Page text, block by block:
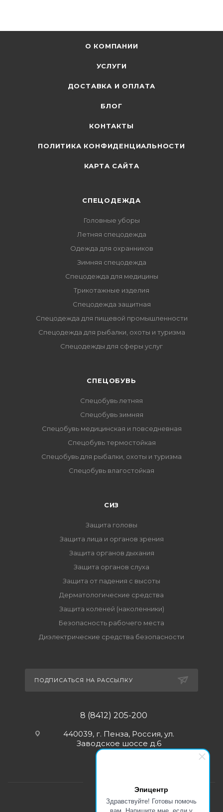
Эпицентр
Здравствуйте! Готовы помочь
О КОМПАНИИ
УСЛУГИ
ДОСТАВКА И ОПЛАТА
БЛОГ
КОНТАКТЫ
ПОЛИТИКА КОНФИДЕНЦИАЛЬНОСТИ
КАРТА САЙТА
СПЕЦОДЕЖДА
Головные уборы
Летняя спецодежда
Одежда для охранников
Зимняя спецодежда
Спецодежда для медицины
Трикотажные изделия
Спецодежда защитная
Спецодежда для пищевой промышленности
Спецодежда для рыбалки, охоты и туризма
Спецодежды для сферы услуг
CПЕЦОБУВЬ
Спецобувь летняя
Спецобувь зимняя
Спецобувь медицинская и повседневная
Спецобувь термостойкая
Спецобувь для рыбалки, охоты и туризма
Спецобувь влагостойкая
СИЗ
Защита головы
Защита лица и органов зрения
Защита органов дыхания
Защита органов слуха
Защита от падения с высоты
Дерматологические средства
Защита коленей (наколенники)
Безопасность рабочего места
Диэлектрические средства безопасности
ПОДПИСАТЬСЯ НА РАССЫЛКУ
8 (8412) 205-200
440039, г. Пенза, Россия, ул.
Заводское шоссе д.6